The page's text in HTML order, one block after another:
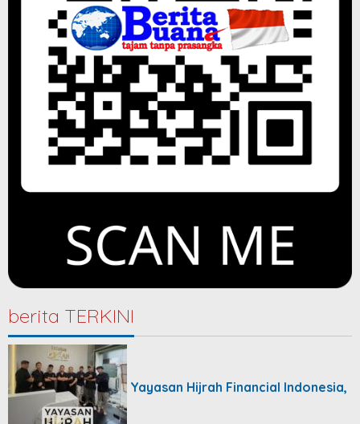
berita TERKINI
Yayasan Hijrah Financial Indonesia,